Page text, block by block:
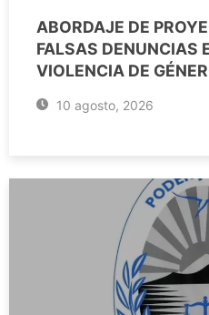
ABORDAJE DE
FALSAS DENUNCIAS
VIOLENCIA DE
10 agosto, 2026